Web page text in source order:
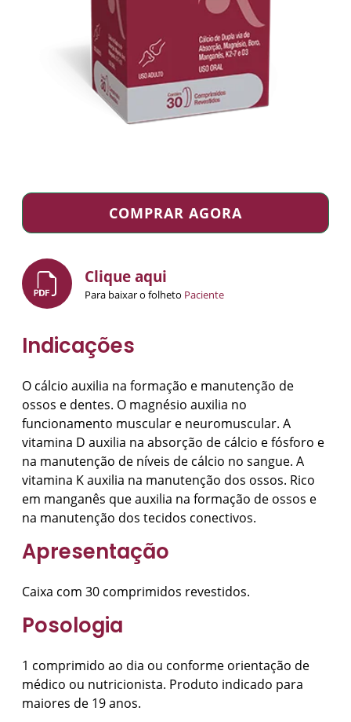
COMPRAR AGORA
Clique aqui
Para baixar o folheto Paciente
Indicações
O cálcio auxilia na formação e manutenção de
ossos e dentes. O magnésio auxilia no
funcionamento muscular e neuromuscular. A
vitamina D auxilia na absorção de cálcio e fósforo e
na manutenção de níveis de cálcio no sangue. A
vitamina K auxilia na manutenção dos ossos. Rico
em manganês que auxilia na formação de ossos e
na manutenção dos tecidos conectivos.
Apresentação
Caixa com 30 comprimidos revestidos.
Posologia
1 comprimido ao dia ou conforme orientação de
médico ou nutricionista. Produto indicado para
maiores de 19 anos.